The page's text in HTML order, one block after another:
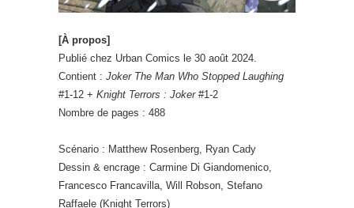
[À propos]
Publié chez Urban Comics le 30 août 2024.
Contient : Joker The Man Who Stopped Laughing
#1-12 + Knight Terrors : Joker#1-2
Nombre de pages : 488
Scénario : Matthew Rosenberg, Ryan Cady
Dessin & encrage : Carmine Di Giandomenico,
Francesco Francavilla, Will Robson, Stefano
Raffaele (Knight Terrors)